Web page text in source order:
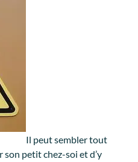
Il peut sembler tout
petit chez-soi et d’y